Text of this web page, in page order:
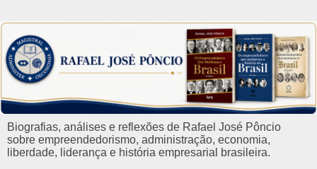
Biografias, análises e reflexões de Rafael José Pôncio
sobre empreendedorismo, administração, economia,
liberdade, liderança e história empresarial brasileira.